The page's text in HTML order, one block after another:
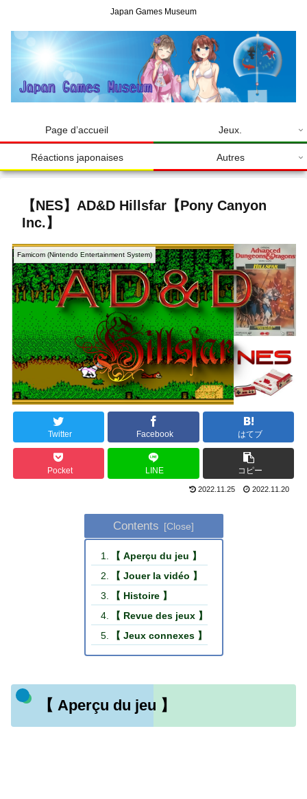
Japan Games Museum
Page d’accueil Jeux.
Réactions japonaises Autres
【NES】AD&D Hillsfar【Pony Canyon
Inc.】
Famicom (Nintendo Entertainment System)
Twitter Facebook はてブ
Pocket LINE コピー
2022.11.25 2022.11.20
Contents
【 Aperçu du jeu 】
【 Jouer la vidéo 】
【 Histoire 】
【 Revue des jeux 】
【 Jeux connexes 】
【 Aperçu du jeu 】